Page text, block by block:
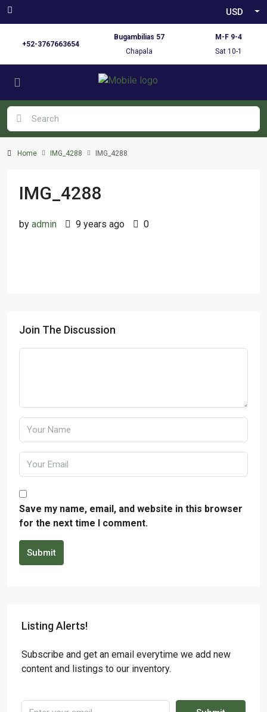
USD
+52-3767663654
Bugambilias 57
Chapala
M-F 9-4
Sat 10-1
Home IMG_4288 IMG_4288
IMG_4288
by admin 9 years ago 0
Join The Discussion
Save my name, email, and website in this browser
for the next time I comment.
Submit
Listing Alerts!
Subscribe and get an email everytime we add new
content and listings to our inventory.